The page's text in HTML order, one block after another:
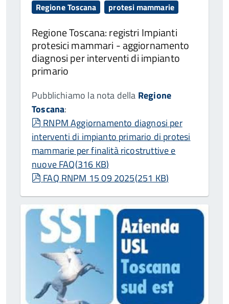
Regione Toscana protesi mammarie
Regione Toscana: registri Impianti
protesici mammari - aggiornamento
diagnosi per interventi di impianto
primario
Pubblichiamo la nota della Regione
Toscana:
pdf
RNPM Aggiornamento diagnosi per
interventi di impianto primario di protesi
mammarie per finalità ricostruttive e
nuove FAQ(316 KB)
pdf
FAQ RNPM 15 09 2025(251 KB)